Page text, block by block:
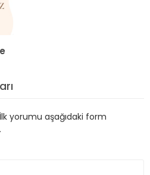
yorumu aşağıdaki form